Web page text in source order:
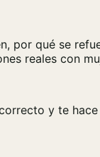
por qué se
reales con
y te